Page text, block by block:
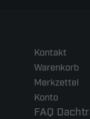
Kontakt
Warenkorb
Merkzettel
Konto
FAQ